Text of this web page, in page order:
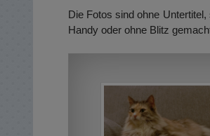
Die Fotos sind ohne
Handy oder ohne Blitz